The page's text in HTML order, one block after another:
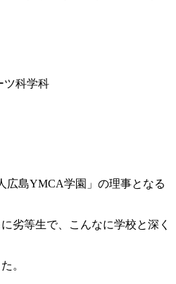
ツ科学科
広島YMCA学園」の理事となる
等生で、こんなに学校と深く
。